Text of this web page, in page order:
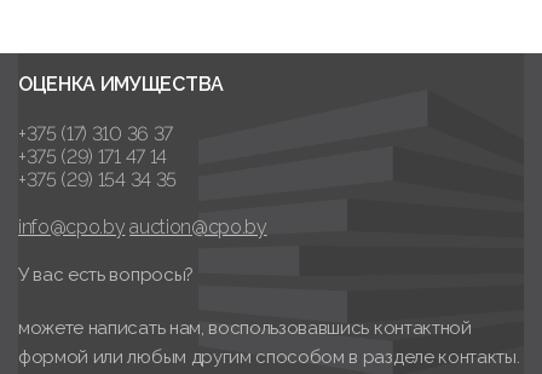
ОЦЕНКА ИМУЩЕСТВА
+375 (17) 310 36 37
+375 (29) 171 47 14
+375 (29) 154 34 35
info@cpo.by auction@cpo.by
У вас есть вопросы?
можете написать нам, воспользовавшись контактной
формой или любым другим способом в разделе контакты.